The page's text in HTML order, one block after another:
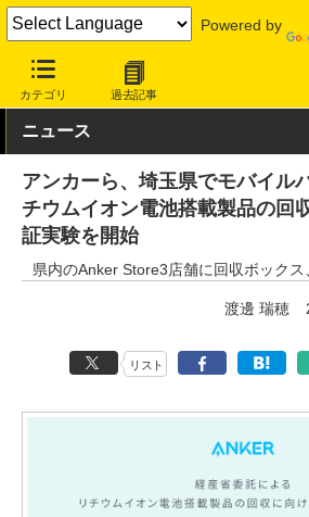
Powered by
カテゴリ 過去記事
INTERNET Watch ハードウェア
ニュース
アンカーら、埼玉県でモバイル
チウムイオン電池搭載製品の回
証実験を開始
県内のAnker Store3店舗に回収ボックス
渡邊 瑞穂
リスト